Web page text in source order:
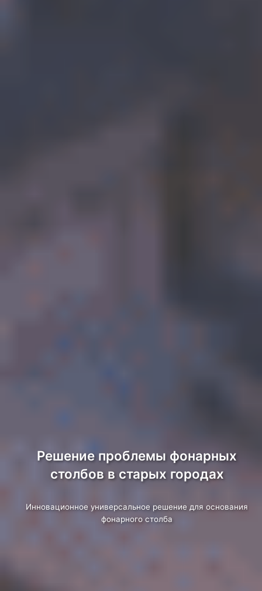
Решение проблемы фонарных
столбов в старых городах
Инновационное универсальное решение для основания
фонарного столба